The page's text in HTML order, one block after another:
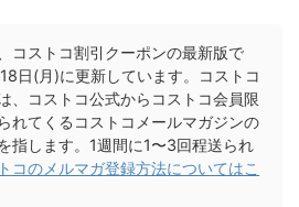
コストコ割引クーポンの最新版で
日(月)に更新しています。コストコ
、コストコ公式からコストコ会員限
れてくるコストコメールマガジンの
指します。1週間に1〜3回程送られ
コのメルマガ登録方法についてはこ